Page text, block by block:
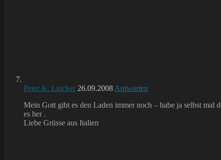
Peter K. Lincker 26.09.2008 Antworten
Mein Gott gibt es den Laden immer noch – habe ja selbst mal
es her .
Liebe Grüsse aus Italien